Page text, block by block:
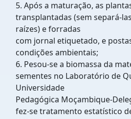
5. Após a maturação, as
transplantadas (sem separá-
raízes) e forradas
com jornal etiquetado, e
condições ambientais;
6. Pesou-se a biomassa da
sementes no Laboratório de
Universidade
Pedagógica Moçambique-
fez-se tratamento estatístico